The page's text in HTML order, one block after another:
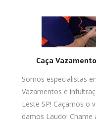
Caça
Somos especialistas
Vazamentos e
Leste SP! Caçamos o
damos Laudo! Chame